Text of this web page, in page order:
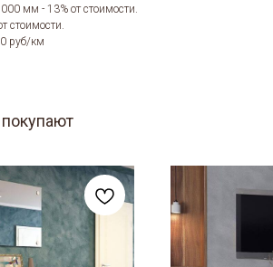
мм - 13% от стоимости.
стоимости.
руб/км